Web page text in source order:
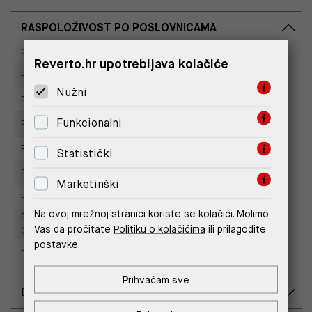
RASPOLOŽIVOST PO POSLOVNICAMA
Poslovnica
Replay store, Arena centar
Replay Store, City Center One
Replay Store, Joker Centar
Replay Store, Mall of Split
Replay store, Tower Centar
Replay Store, Supernova Zadar
Replay Outlet Store, Designer
Outlet Croatia
Replay Outlet Store, Split
DOSTAVA
Reverto.hr upotrebljava kolačiće
Nužni
Funkcionalni
Statistički
Marketinški
Na ovoj mrežnoj stranici koriste se kolačići. Molimo
Vas da pročitate Politiku o kolačićima ili prilagodite
postavke.
Prihvaćam sve